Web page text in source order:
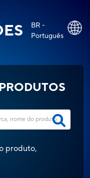
BR -
Português
produto,